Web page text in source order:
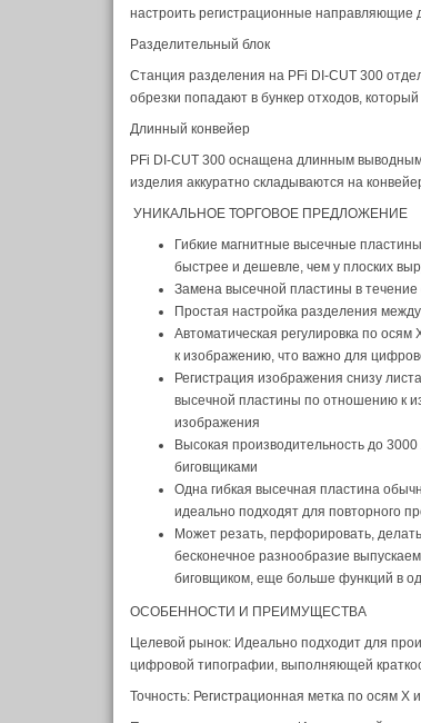
настроить регистрационные направляющие
Разделительный блок
Станция разделения на PFi DI-CUT 300
обрезки попадают в бункер отходов,
Длинный конвейер
PFi DI-CUT 300 оснащена длинным
изделия аккуратно складываются на
УНИКАЛЬНОЕ ТОРГОВОЕ ПРЕДЛОЖЕНИЕ
Гибкие магнитные высечные
быстрее и дешевле, чем у плоских
Замена высечной пластины в
Простая настройка разделения
Автоматическая регулировка по
к изображению, что важно для
Регистрация изображения снизу
высечной пластины по отношению к
изображения
Высокая производительность до
биговщиками
Одна гибкая высечная пластина
идеально подходят для повторного
Может резать, перфорировать,
бесконечное разнообразие
биговщиком, еще больше функций в
ОСОБЕННОСТИ И ПРЕИМУЩЕСТВА
Целевой рынок: Идеально подходит для
цифровой типографии, выполняющей
Точность: Регистрационная метка по осям X